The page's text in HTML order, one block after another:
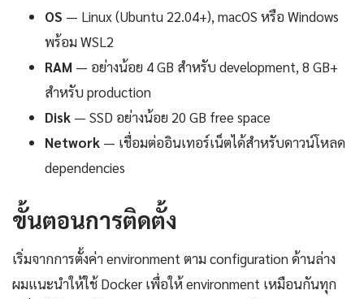
OS — Linux (Ubuntu 22.04+), macOS หรือ Windows
พร้อม WSL2
RAM — อย่างน้อย 4 GB สำหรับ development, 8 GB+
สำหรับ production
Disk — SSD อย่างน้อย 20 GB free space
Network — เชื่อมต่ออินเทอร์เน็ตได้สำหรับดาวน์โหลด
dependencies
ขั้นตอนการติดตั้ง
เริ่มจากการตั้งค่า environment ตาม configuration ด้านล่าง
ผมแนะนำให้ใช้ Docker เพื่อให้ environment เหมือนกันทุก